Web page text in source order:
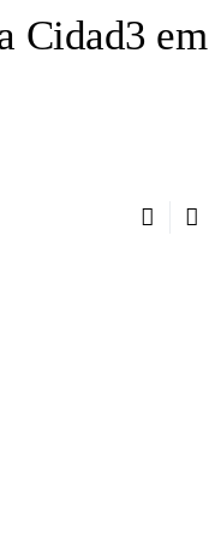
Cidad3 em